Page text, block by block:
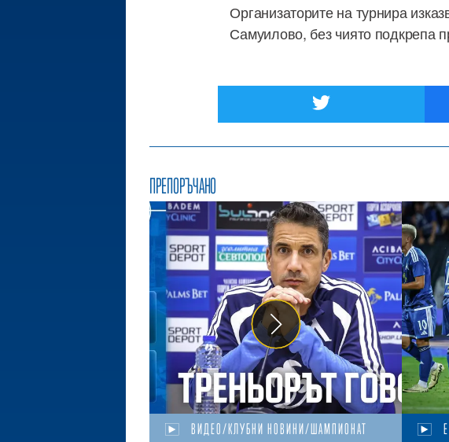
Организаторите на турнира
Самуилово, без чиято подкрепа
ПРЕПОРЪЧАНО
ВИДЕО/КЛУБНИ НОВИНИ/ШАМПИОНАТ